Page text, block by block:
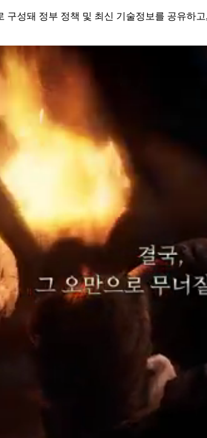
구성돼 정부 정책 및 최신 기술정보를 공유